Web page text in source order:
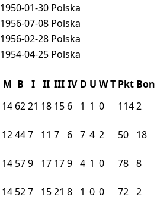
1950-01-30 Polska
1956-07-08 Polska
1956-02-28 Polska
1954-04-25 Polska
M B I II III IV D U WT Pkt Bon
14 6221 18 15 6 1 1 0 1142
12447 11 7 6 7 4 2 50 18
14 579 17 179 4 1 0 78 8
14 527 1521 8 1 0 0 72 2